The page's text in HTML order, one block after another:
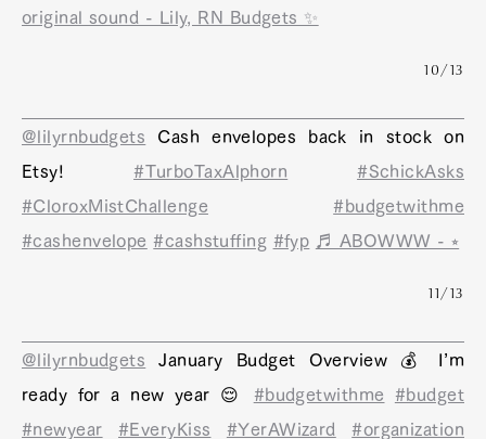
original sound - Lily, RN Budgets ✨
10/13
@lilyrnbudgets Cash envelopes back in stock on
Etsy!#TurboTaxAlphorn
#SchickAsks
#CloroxMistChallenge
#budgetwithme
#cashenvelope #cashstuffing #fyp ♬ ABOWWW - ⭒
11/13
@lilyrnbudgets January Budget Overview 💰 I’m
ready for a new year 😌 #budgetwithme
#budget
#newyear
#EveryKiss #YerAWizard
#organization